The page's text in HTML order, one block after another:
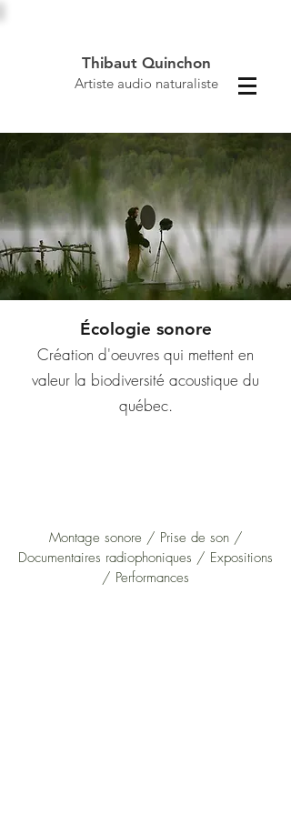
Thibaut Quinchon
Artiste audio naturaliste
Écologie sonore
Création d'oeuvres qui mettent en
valeur la biodiversité acoustique du
québec.
Montage sonore / Prise de son /
Documentaires radiophoniques / Expositions
/ Performances